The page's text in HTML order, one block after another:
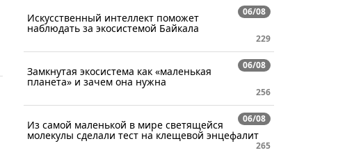
06/08
Искусственный интеллект поможет
наблюдать за экосистемой Байкала
229
06/08
Замкнутая экосистема как «маленькая
планета» и зачем она нужна
256
06/08
Из самой маленькой в мире светящейся
молекулы сделали тест на клещевой энцефалит
265